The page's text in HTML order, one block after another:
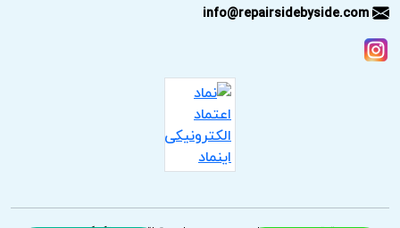
info@repairsidebyside.com